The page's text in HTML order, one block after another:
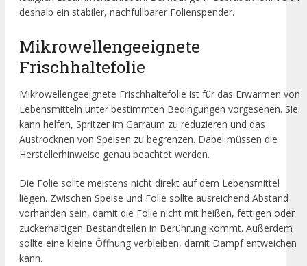
deshalb ein stabiler, nachfüllbarer Folienspender.
Mikrowellengeeignete
Frischhaltefolie
Mikrowellengeeignete Frischhaltefolie ist für das Erwärmen von
Lebensmitteln unter bestimmten Bedingungen vorgesehen. Sie
kann helfen, Spritzer im Garraum zu reduzieren und das
Austrocknen von Speisen zu begrenzen. Dabei müssen die
Herstellerhinweise genau beachtet werden.
Die Folie sollte meistens nicht direkt auf dem Lebensmittel
liegen. Zwischen Speise und Folie sollte ausreichend Abstand
vorhanden sein, damit die Folie nicht mit heißen, fettigen oder
zuckerhaltigen Bestandteilen in Berührung kommt. Außerdem
sollte eine kleine Öffnung verbleiben, damit Dampf entweichen
kann.